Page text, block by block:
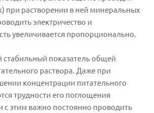
при растворении в ней минеральных
электричество и
увеличивается пропорционально.
стабильный показатель общей
раствора. Даже при
концентрации питательного
трудности его поглощения
с этим важно постоянно проводить